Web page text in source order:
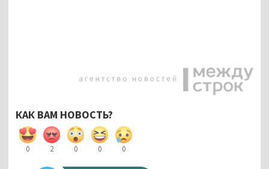
КАК ВАМ НОВОСТЬ?
0 2 0 0 0